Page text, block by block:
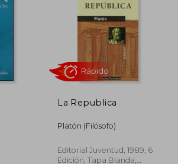
La Republica
Platón (Filósofo)
Editorial Juventud, 1989, 6
Edición, Tapa Blanda,